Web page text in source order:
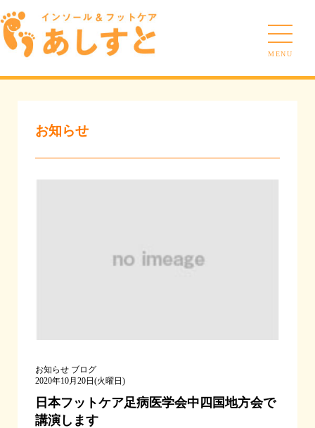
MENU
お知らせ
お知らせ ブログ
2020年10月20日(火曜日)
日本フットケア足病医学会中四国地方会で
講演します